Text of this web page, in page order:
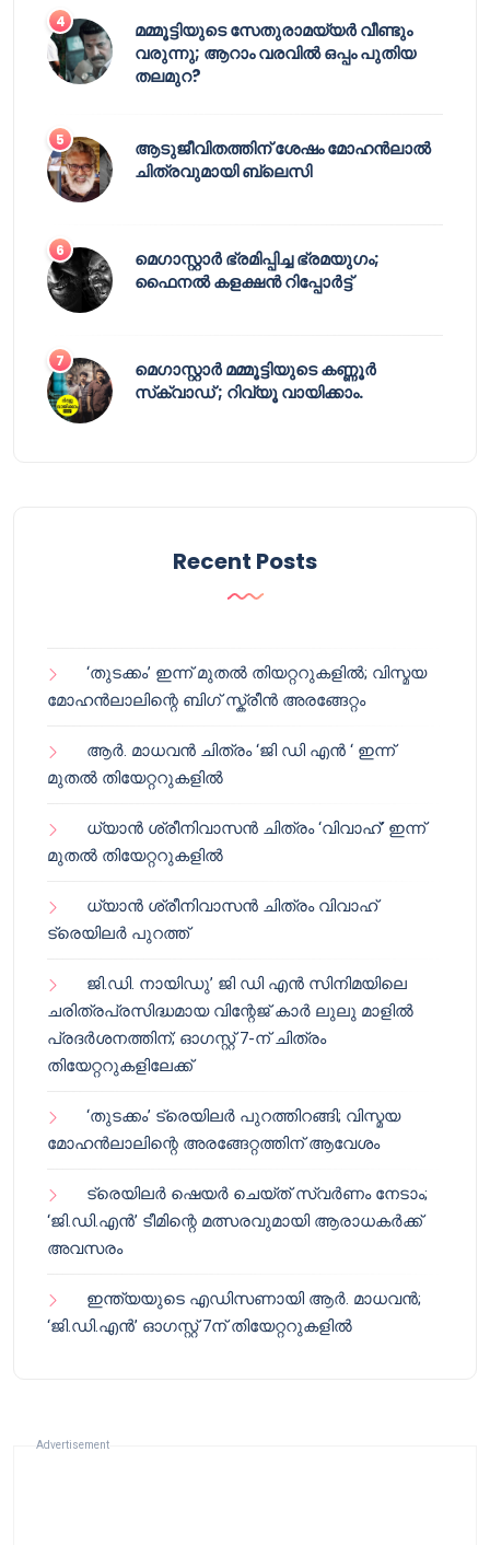
മമ്മൂട്ടിയുടെ സേതുരാമയ്യർ വീണ്ടും
വരുന്നു; ആറാം വരവിൽ ഒപ്പം പുതിയ
തലമുറ?
ആടുജീവിതത്തിന് ശേഷം മോഹൻലാൽ
ചിത്രവുമായി ബ്ലെസി
മെഗാസ്റ്റാർ ഭ്രമിപ്പിച്ച ഭ്രമയുഗം;
ഫൈനൽ കളക്ഷൻ റിപ്പോർട്ട്
മെഗാസ്റ്റാർ മമ്മൂട്ടിയുടെ കണ്ണൂർ
സ്‌ക്വാഡ് ; റിവ്യൂ വായിക്കാം.
Recent Posts
‘തുടക്കം’ ഇന്ന് മുതൽ തിയറ്ററുകളിൽ; വിസ്മയ
മോഹൻലാലിന്റെ ബിഗ് സ്ക്രീൻ അരങ്ങേറ്റം
ആർ. മാധവൻ ചിത്രം ‘ജി ഡി എൻ ‘ ഇന്ന്
മുതൽ തിയേറ്ററുകളിൽ
ധ്യാൻ ശ്രീനിവാസൻ ചിത്രം ‘വിവാഹ്’ ഇന്ന്
മുതൽ തിയേറ്ററുകളിൽ
ധ്യാൻ ശ്രീനിവാസൻ ചിത്രം വിവാഹ്
ട്രെയിലർ പുറത്ത്
ജി.ഡി. നായിഡു’ ജി ഡി എൻ സിനിമയിലെ
ചരിത്രപ്രസിദ്ധമായ വിന്റേജ് കാർ ലുലു മാളിൽ
പ്രദർശനത്തിന്; ഓഗസ്റ്റ് 7-ന് ചിത്രം
തിയേറ്ററുകളിലേക്ക്
‘തുടക്കം’ ട്രെയിലർ പുറത്തിറങ്ങി; വിസ്മയ
മോഹൻലാലിന്റെ അരങ്ങേറ്റത്തിന് ആവേശം
ട്രെയിലർ ഷെയർ ചെയ്‌ത് സ്വർണം നേടാം;
‘ജി.ഡി.എൻ’ ടീമിന്റെ മത്സരവുമായി ആരാധകർക്ക്
അവസരം
ഇന്ത്യയുടെ എഡിസണായി ആർ. മാധവൻ;
‘ജി.ഡി.എൻ’ ഓഗസ്റ്റ് 7ന് തിയേറ്ററുകളിൽ
Advertisement